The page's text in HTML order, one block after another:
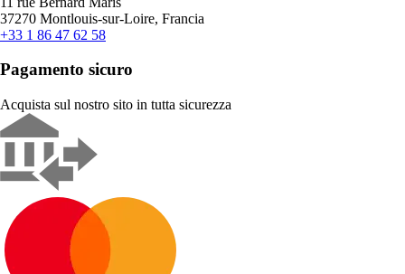
37270 Montlouis-sur-Loire, Francia
+33 1 86 47 62 58
Pagamento sicuro
Acquista sul nostro sito in tutta sicurezza